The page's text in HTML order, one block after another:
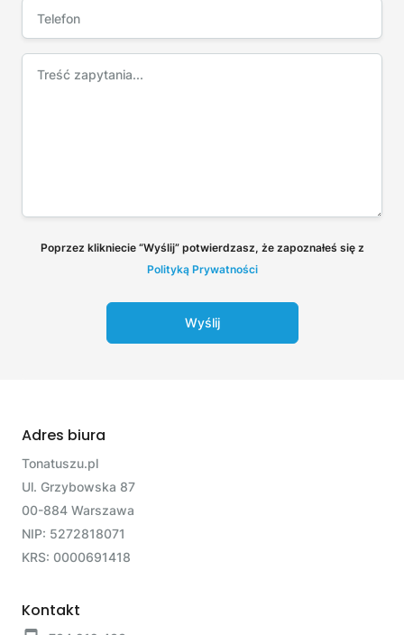
Poprzez klikniecie “Wyślij” potwierdzasz, że zapoznałeś się z
Polityką Prywatności
Wyślij
Adres biura
Tonatuszu.pl
Ul. Grzybowska 87
00-884 Warszawa
NIP: 5272818071
KRS: 0000691418
Kontakt